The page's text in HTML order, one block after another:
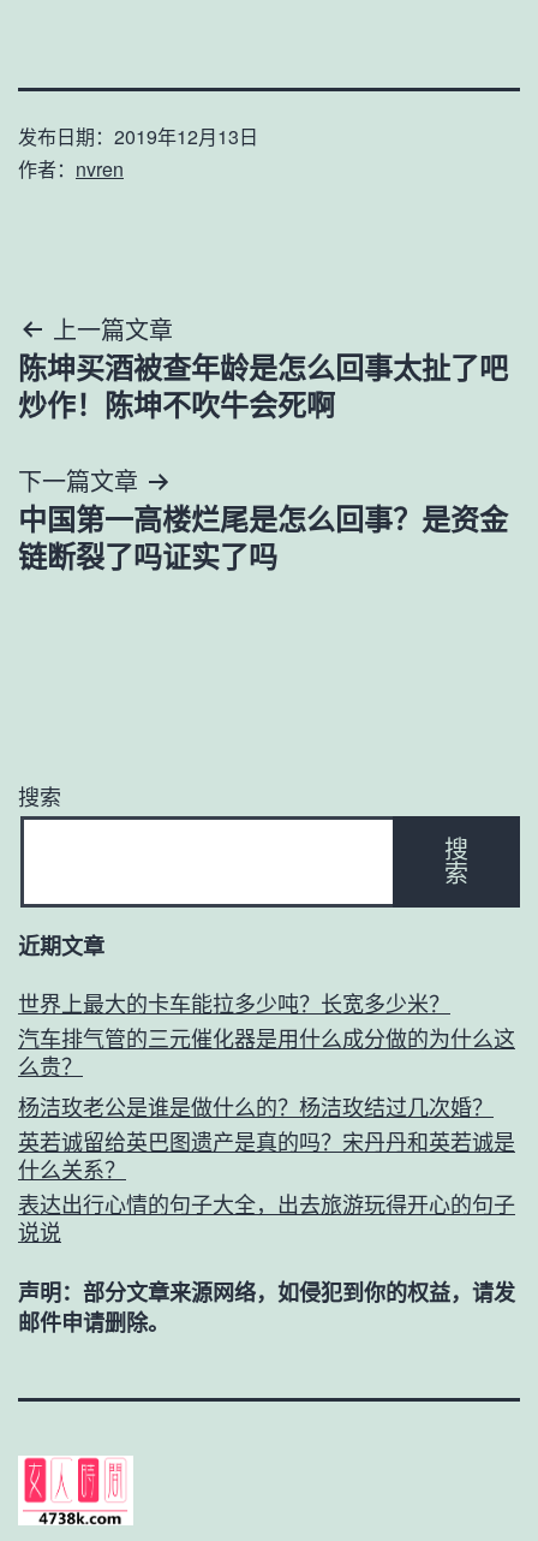
发布日期： 2019年12月13日
作者： nvren
文
章
航
上一篇文章
陈坤买酒被查年龄是怎么回事太扯了吧
炒作！陈坤不吹牛会死啊
下一篇文章
中国第一高楼烂尾是怎么回事？是资金
链断裂了吗证实了吗
搜索
搜
索
近期文章
世界上最大的卡车能拉多少吨？长宽多少米？
汽车排气管的三元催化器是用什么成分做的为什么这
么贵？
杨洁玫老公是谁是做什么的？杨洁玫结过几次婚？
英若诚留给英巴图遗产是真的吗？宋丹丹和英若诚是
什么关系？
表达出行心情的句子大全，出去旅游玩得开心的句子
说说
声明：部分文章来源网络，如侵犯到你的权益，请发
邮件申请删除。